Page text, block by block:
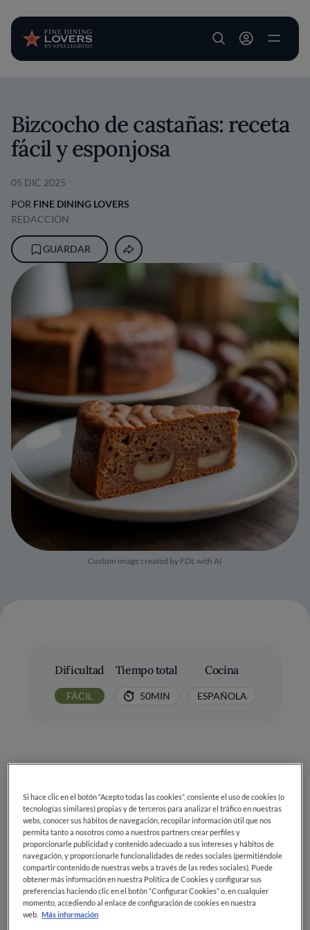
User account
Custom image created by FDL with AI
Bizcocho de castañas: receta
fácil y esponjosa
05 DIC 2025
POR FINE DINING LOVERS
REDACCIÓN
GUARDAR
Dificultad
FÁCIL
Tiempo total
50MIN
Cocina
ESPAÑOLA
Ingredientes
Harina de castañas: 250 g
Azúcar moreno: 180 g
Huevos: 4
Si hace clic en el botón “Acepto todas las cookies”, consiente el uso de cookies (o
tecnologías similares) propias y de terceros para analizar el tráfico en nuestras
webs, conocer sus hábitos de navegación, recopilar información útil que nos
permita tanto a nosotros como a nuestros partners crear perfiles y
proporcionarle publicidad y contenido adecuado a sus intereses y hábitos de
navegación, y proporcionarle funcionalidades de redes sociales (permitiéndole
compartir contenido de nuestras webs a través de las redes sociales). Puede
obtener más información en nuestra Política de Cookies y configurar sus
preferencias haciendo clic en el botón “Configurar Cookies” o, en cualquier
momento, accediendo al enlace de configuración de cookies en nuestra
web. Más información